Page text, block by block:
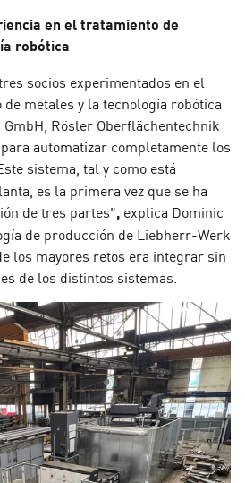
en el tratamiento de
robótica
socios experimentados en el
metales y la tecnología robótica
Rösler Oberflächentechnik
automatizar completamente los
sistema, tal y como está
es la primera vez que se ha
de tres partes", explica Dominic
de producción de Liebherr-Werk
los mayores retos era integrar sin
de los distintos sistemas.